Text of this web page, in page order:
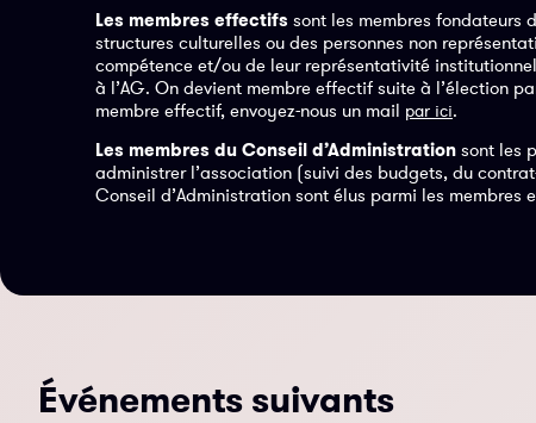
Les membres effectifs sont les membres fondateurs
structures culturelles ou des personnes non
compétence et/ou de leur représentativité
à l’AG. On devient membre effectif suite à l’élection
membre effectif, envoyez-nous un mail par ici.
Les membres du Conseil d’Administration sont les
administrer l’association (suivi des budgets, du
Conseil d’Administration sont élus parmi les membres
Événements suivants